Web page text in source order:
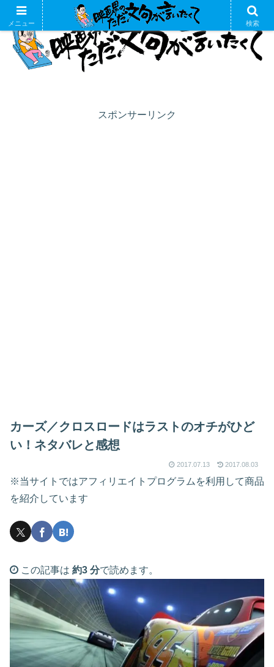
スポンサーリンク
カーズ／クロスロードはラストのオチがひど
い！ネタバレと感想
2017.07.13 2017.08.03
※当サイトではアフィリエイトプログラムを利用して商品
を紹介しています
この記事は 約3 分で読めます。
メニュー 検索